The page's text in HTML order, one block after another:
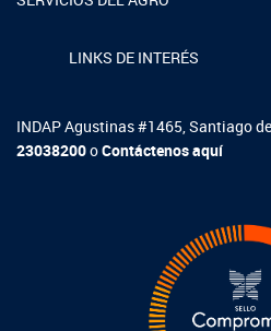
LINKS DE INTERÉS
INDAP Agustinas #1465, Santiago
23038200oContáctenos aquí